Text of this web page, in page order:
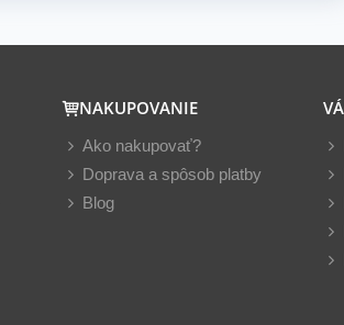
NAKUPOVANIE
Ako nakupovať?
Doprava a spôsob platby
Blog